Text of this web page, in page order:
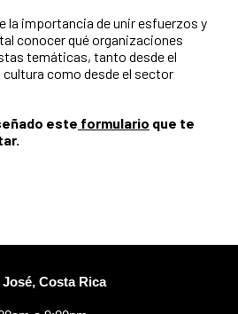
la importancia de unir esfuerzos y
conocer qué organizaciones
temáticas, tanto desde el
cultura como desde el sector
este formulario que te
Costa Rica